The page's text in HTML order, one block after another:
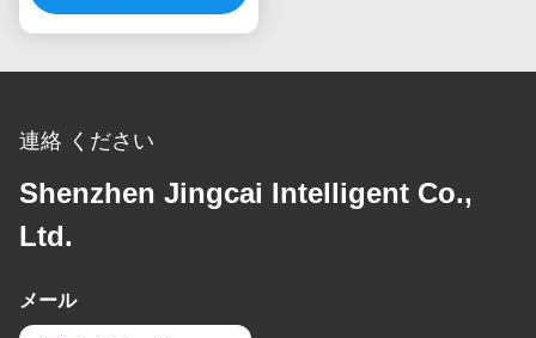
連絡 ください
Shenzhen Jingcai Intelligent Co.,
Ltd.
メール